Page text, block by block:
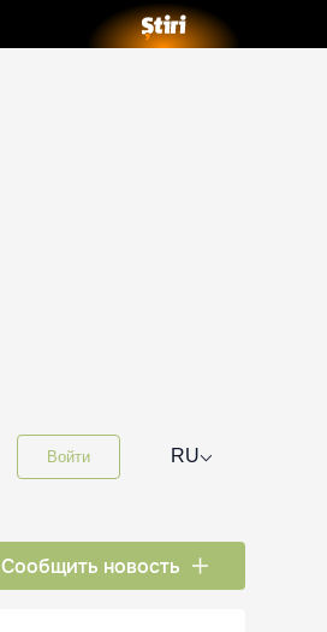
Войти RU⌵
Сообщить новость